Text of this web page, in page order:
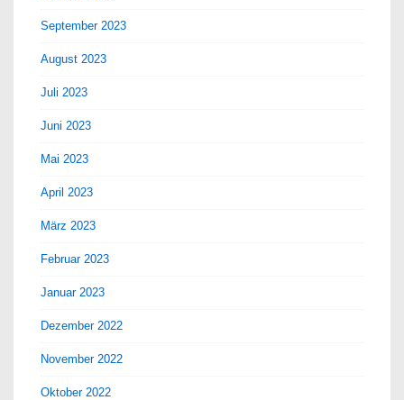
September 2023
August 2023
Juli 2023
Juni 2023
Mai 2023
April 2023
März 2023
Februar 2023
Januar 2023
Dezember 2022
November 2022
Oktober 2022